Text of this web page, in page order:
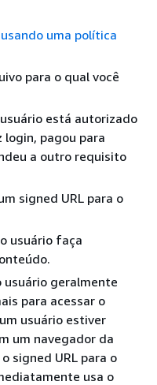
uma política
para o qual você
está autorizado
login, pagou para
a outro requisito
signed URL para o
usuário faça
usuário geralmente
para acessar o
usuário estiver
um navegador da
signed URL para o
usa o